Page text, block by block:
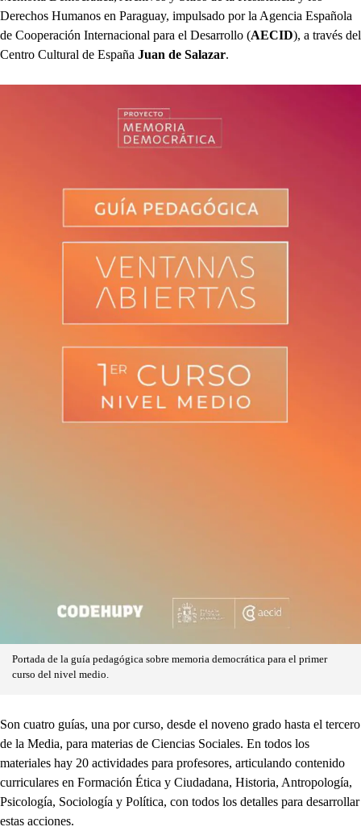
Derechos Humanos en Paraguay, impulsado por la Agencia Española
de Cooperación Internacional para el Desarrollo (AECID), a través del
Centro Cultural de España Juan de Salazar.
Portada de la guía pedagógica sobre memoria democrática para el primer
curso del nivel medio.
Son cuatro guías, una por curso, desde el noveno grado hasta el tercero
de la Media, para materias de Ciencias Sociales. En todos los
materiales hay 20 actividades para profesores, articulando contenido
curriculares en Formación Ética y Ciudadana, Historia, Antropología,
Psicología, Sociología y Política, con todos los detalles para desarrollar
estas acciones.